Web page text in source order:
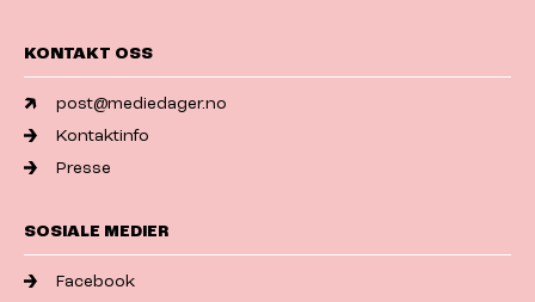
KONTAKT OSS
post@mediedager.no
Kontaktinfo
Presse
SOSIALE MEDIER
Facebook